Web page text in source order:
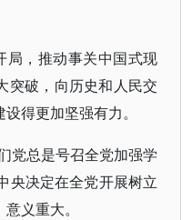
局，推动事关中国式现
突破，向历史和人民交
得更加坚强有力。
党总是号召全党加强学
央决定在全党开展树立
义重大。